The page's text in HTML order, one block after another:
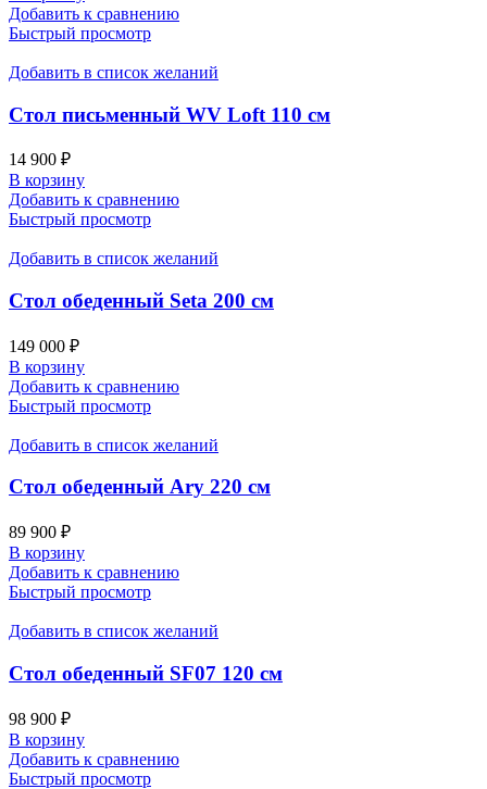
Добавить к сравнению
Быстрый просмотр
Добавить в список желаний
Стол письменный WV Loft 110 см
14 900 ₽
В корзину
Добавить к сравнению
Быстрый просмотр
Добавить в список желаний
Стол обеденный Seta 200 см
149 000 ₽
В корзину
Добавить к сравнению
Быстрый просмотр
Добавить в список желаний
Стол обеденный Ary 220 см
89 900 ₽
В корзину
Добавить к сравнению
Быстрый просмотр
Добавить в список желаний
Стол обеденный SF07 120 см
98 900 ₽
В корзину
Добавить к сравнению
Быстрый просмотр